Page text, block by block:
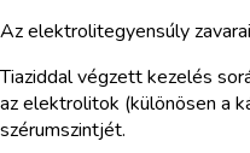
Az elektrolitegyensúly
Tiaziddal végzett kezelés
az elektrolitok (különösen a
szérumszintjét.